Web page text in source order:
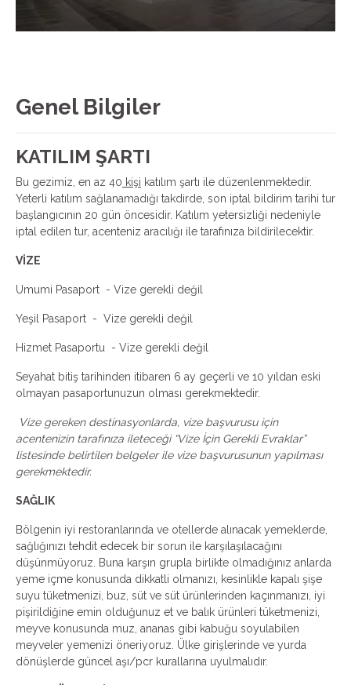
Genel Bilgiler
KATILIM ŞARTI
Bu gezimiz, en az 40 kişi katılım şartı ile düzenlenmektedir.
Yeterli katılım sağlanamadığı takdirde, son iptal bildirim tarihi tur
başlangıcının 20 gün öncesidir. Katılım yetersizliği nedeniyle
iptal edilen tur, acenteniz aracılığı ile tarafınıza bildirilecektir.
VİZE
Umumi Pasaport - Vize gerekli değil
Yeşil Pasaport - Vize gerekli değil
Hizmet Pasaportu - Vize gerekli değil
Seyahat bitiş tarihinden itibaren 6 ay geçerli ve 10 yıldan eski
olmayan pasaportunuzun olması gerekmektedir.
Vize gereken destinasyonlarda, vize başvurusu için
acentenizin tarafınıza ileteceği “Vize İçin Gerekli Evraklar”
listesinde belirtilen belgeler ile vize başvurusunun yapılması
gerekmektedir.
SAĞLIK
Bölgenin iyi restoranlarında ve otellerde alınacak yemeklerde,
sağlığınızı tehdit edecek bir sorun ile karşılaşılacağını
düşünmüyoruz. Buna karşın grupla birlikte olmadığınız anlarda
yeme içme konusunda dikkatli olmanızı, kesinlikle kapalı şişe
suyu tüketmenizi, buz, süt ve süt ürünlerinden kaçınmanızı, iyi
pişirildiğine emin olduğunuz et ve balık ürünleri tüketmenizi,
meyve konusunda muz, ananas gibi kabuğu soyulabilen
meyveler yemenizi öneriyoruz. Ülke girişlerinde ve yurda
dönüşlerde güncel aşı/pcr kurallarına uyulmalıdır.